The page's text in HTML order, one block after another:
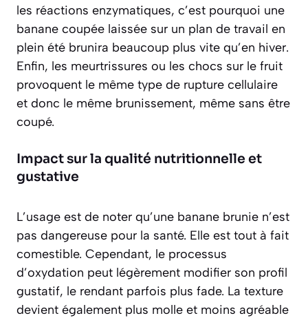
les réactions enzymatiques, c’est pourquoi une
banane coupée laissée sur un plan de travail en
plein été brunira beaucoup plus vite qu’en hiver.
Enfin, les meurtrissures ou les chocs sur le fruit
provoquent le même type de rupture cellulaire
et donc le même brunissement, même sans être
coupé.
Impact sur la qualité nutritionnelle et
gustative
L’usage est de noter qu’une banane brunie n’est
pas dangereuse pour la santé. Elle est tout à fait
comestible. Cependant, le processus
d’oxydation peut légèrement modifier son profil
gustatif, le rendant parfois plus fade. La texture
devient également plus molle et moins agréable